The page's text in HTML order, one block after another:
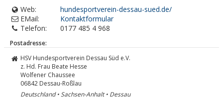
Web:
hundesportverein-dessau-sued.de/
EMail:
Kontaktformular
Telefon:
0177 485 4 968
Postadresse:
HSV Hundesportverein Dessau Süd e.V.
z. Hd. Frau Beate Hesse
Wolfener Chaussee
06842 Dessau-Roßlau
Deutschland • Sachsen-Anhalt • Dessau